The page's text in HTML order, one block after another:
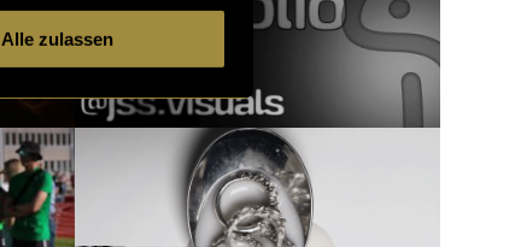
Alle zulassen